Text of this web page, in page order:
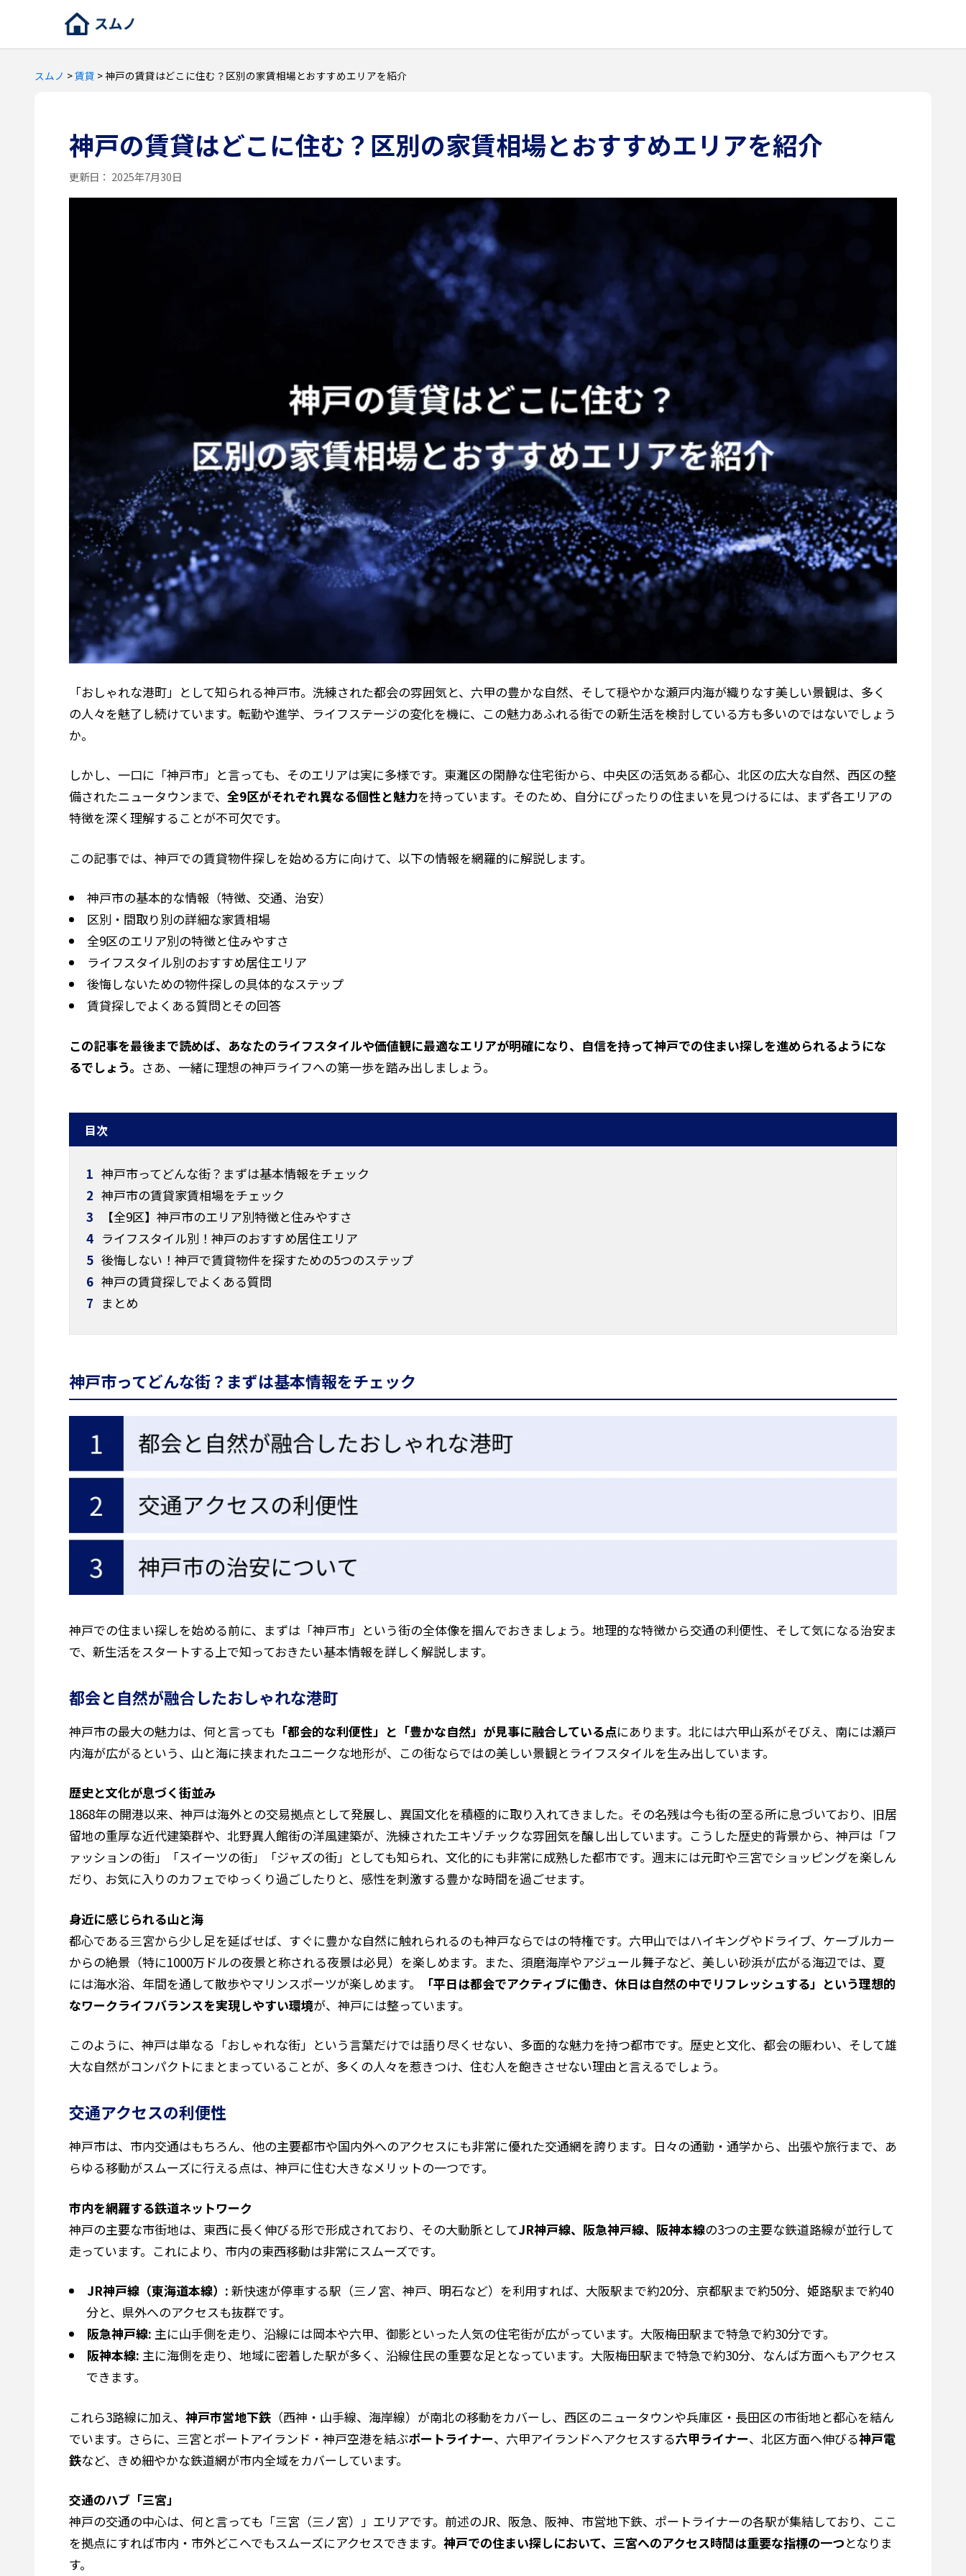
スムノ >賃貸 >神戸の賃貸はどこに住む？区別の家賃相場とおすすめエリアを紹介
神戸の賃貸はどこに住む？区別の家賃相場とおすすめエリアを紹介
更新日： 2025年7月30日
「おしゃれな港町」として知られる神戸市。洗練された都会の雰囲気と、六甲の豊かな自然、そして穏やかな瀬戸内海が織りなす美しい景観は、多く
の人々を魅了し続けています。転勤や進学、ライフステージの変化を機に、この魅力あふれる街での新生活を検討している方も多いのではないでしょう
か。
しかし、一口に「神戸市」と言っても、そのエリアは実に多様です。東灘区の閑静な住宅街から、中央区の活気ある都心、北区の広大な自然、西区の整
備されたニュータウンまで、 全9区がそれぞれ異なる個性と魅力を持っています。そのため、自分にぴったりの住まいを見つけるには、まず各エリアの
特徴を深く理解することが不可欠です。
この記事では、神戸での賃貸物件探しを始める方に向けて、以下の情報を網羅的に解説します。
神戸市の基本的な情報（特徴、交通、治安）
区別・間取り別の詳細な家賃相場
全9区のエリア別の特徴と住みやすさ
ライフスタイル別のおすすめ居住エリア
後悔しないための物件探しの具体的なステップ
賃貸探しでよくある質問とその回答
この記事を最後まで読めば、あなたのライフスタイルや価値観に最適なエリアが明確になり、自信を持って神戸での住まい探しを進められるようにな
るでしょう。 さあ、一緒に理想の神戸ライフへの第一歩を踏み出しましょう。
目次
1 神戸市ってどんな街？まずは基本情報をチェック
2 神戸市の賃貸家賃相場をチェック
3
【全9区】神戸市のエリア別特徴と住みやすさ
4 ライフスタイル別！神戸のおすすめ居住エリア
5 後悔しない！神戸で賃貸物件を探すための5つのステップ
6 神戸の賃貸探しでよくある質問
7 まとめ
神戸市ってどんな街？まずは基本情報をチェック
神戸での住まい探しを始める前に、まずは「神戸市」という街の全体像を掴んでおきましょう。地理的な特徴から交通の利便性、そして気になる治安ま
で、新生活をスタートする上で知っておきたい基本情報を詳しく解説します。
都会と自然が融合したおしゃれな港町
神戸市の最大の魅力は、何と言っても 「都会的な利便性」と「豊かな自然」が見事に融合している点にあります。北には六甲山系がそびえ、南には瀬戸
内海が広がるという、山と海に挟まれたユニークな地形が、この街ならではの美しい景観とライフスタイルを生み出しています。
歴史と文化が息づく街並み
1868年の開港以来、神戸は海外との交易拠点として発展し、異国文化を積極的に取り入れてきました。その名残は今も街の至る所に息づいており、旧居
留地の重厚な近代建築群や、北野異人館街の洋風建築が、洗練されたエキゾチックな雰囲気を醸し出しています。こうした歴史的背景から、神戸は「フ
ァッションの街」「スイーツの街」「ジャズの街」としても知られ、文化的にも非常に成熟した都市です。週末には元町や三宮でショッピングを楽しん
だり、お気に入りのカフェでゆっくり過ごしたりと、感性を刺激する豊かな時間を過ごせます。
身近に感じられる山と海
都心である三宮から少し足を延ばせば、すぐに豊かな自然に触れられるのも神戸ならではの特権です。六甲山ではハイキングやドライブ、ケーブルカー
からの絶景（特に1000万ドルの夜景と称される夜景は必見）を楽しめます。また、須磨海岸やアジュール舞子など、美しい砂浜が広がる海辺では、夏
には海水浴、年間を通して散歩やマリンスポーツが楽しめます。
「平日は都会でアクティブに働き、休日は自然の中でリフレッシュする」という理想的
なワークライフバランスを実現しやすい環境が、神戸には整っています。
このように、神戸は単なる「おしゃれな街」という言葉だけでは語り尽くせない、多面的な魅力を持つ都市です。歴史と文化、都会の賑わい、そして雄
大な自然がコンパクトにまとまっていることが、多くの人々を惹きつけ、住む人を飽きさせない理由と言えるでしょう。
交通アクセスの利便性
神戸市は、市内交通はもちろん、他の主要都市や国内外へのアクセスにも非常に優れた交通網を誇ります。日々の通勤・通学から、出張や旅行まで、あ
らゆる移動がスムーズに行える点は、神戸に住む大きなメリットの一つです。
市内を網羅する鉄道ネットワーク
神戸の主要な市街地は、東西に長く伸びる形で形成されており、その大動脈としてJR神戸線、阪急神戸線、阪神本線の3つの主要な鉄道路線が並行して
走っています。これにより、市内の東西移動は非常にスムーズです。
JR神戸線（東海道本線）: 新快速が停車する駅（三ノ宮、神戸、明石など）を利用すれば、大阪駅まで約20分、京都駅まで約50分、姫路駅まで約40
分と、県外へのアクセスも抜群です。
阪急神戸線: 主に山手側を走り、沿線には岡本や六甲、御影といった人気の住宅街が広がっています。大阪梅田駅まで特急で約30分です。
阪神本線: 主に海側を走り、地域に密着した駅が多く、沿線住民の重要な足となっています。大阪梅田駅まで特急で約30分、なんば方面へもアクセス
できます。
これら3路線に加え、 神戸市営地下鉄 （西神・山手線、海岸線）が南北の移動をカバーし、西区のニュータウンや兵庫区・長田区の市街地と都心を結ん
でいます。さらに、三宮とポートアイランド・神戸空港を結ぶポートライナー、六甲アイランドへアクセスする六甲ライナー、北区方面へ伸びる神戸電
鉄など、きめ細やかな鉄道網が市内全域をカバーしています。
交通のハブ「三宮」
神戸の交通の中心は、何と言っても「三宮（三ノ宮）」エリアです。前述のJR、阪急、阪神、市営地下鉄、ポートライナーの各駅が集結しており、ここ
を拠点にすれば市内・市外どこへでもスムーズにアクセスできます。 神戸での住まい探しにおいて、三宮へのアクセス時間は重要な指標の一つとなりま
す。